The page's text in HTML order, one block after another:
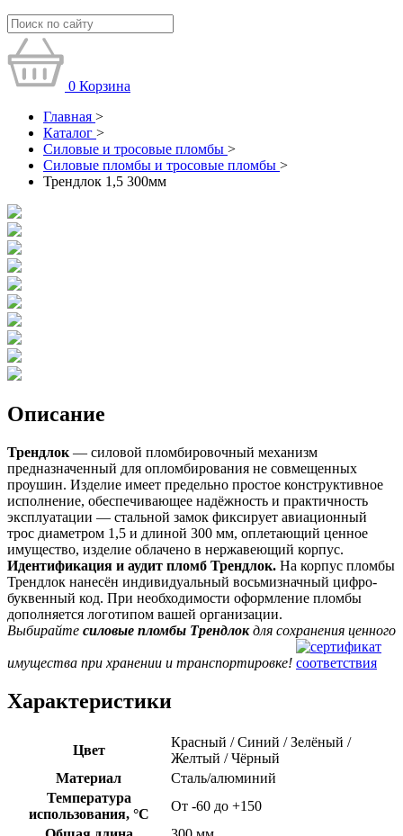
0 Корзина
Главная >
Каталог >
Силовые и тросовые пломбы >
Силовые пломбы и тросовые пломбы >
Трендлок 1,5 300мм
Описание
Трендлок — силовой пломбировочный механизм
предназначенный для опломбирования не совмещенных
проушин. Изделие имеет предельно простое конструктивное
исполнение, обеспечивающее надёжность и практичность
эксплуатации — стальной замок фиксирует авиационный
трос диаметром 1,5 и длиной 300 мм, оплетающий ценное
имущество, изделие облачено в нержавеющий корпус.
Идентификация и аудит пломб Трендлок. На корпус пломбы
Трендлок нанесён индивидуальный восьмизначный цифро-
буквенный код. При необходимости оформление пломбы
дополняется логотипом вашей организации.
Выбирайте силовые пломбы Трендлокдля сохранения ценного
имущества при хранении и транспортировке!
Характеристики
Цвет
Красный / Синий / Зелёный /
Желтый / Чёрный
Материал
Сталь/алюминий
Температура
использования, °C
От -60 до +150